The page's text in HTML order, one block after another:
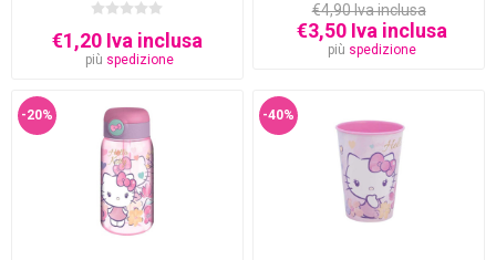
€1,20 Iva inclusa
più spedizione
€4,90 Iva inclusa
€3,50 Iva inclusa
più spedizione
-20% -40%